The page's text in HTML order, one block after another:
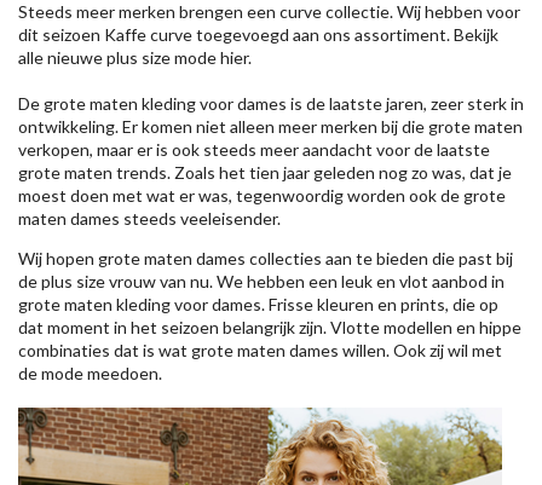
Steeds meer merken brengen een curve collectie. Wij hebben voor
dit seizoen Kaffecurve toegevoegd aan ons assortiment. Bekijk
alle nieuweplus size modehier.
De grote maten kleding voor dames is de laatste jaren, zeer sterk in
ontwikkeling. Er komen niet alleen meer merken bij die grote maten
verkopen, maar er is ook steeds meer aandacht voor de laatste
grote maten trends. Zoals het tien jaar geleden nog zo was, dat je
moest doen met wat er was, tegenwoordig worden ook de grote
maten dames steeds veeleisender.
Wij hopen grote maten dames collecties aan te bieden die past bij
de plus size vrouw van nu. We hebben een leuk en vlot aanbod in
grote maten kleding voor dames. Frisse kleuren en prints, die op
dat moment in het seizoen belangrijk zijn. Vlotte modellen en hippe
combinaties dat is wat grote maten dames willen. Ook zij wil met
de mode meedoen.